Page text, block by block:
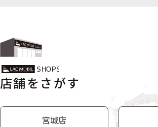
店舗をさがす
宮城店